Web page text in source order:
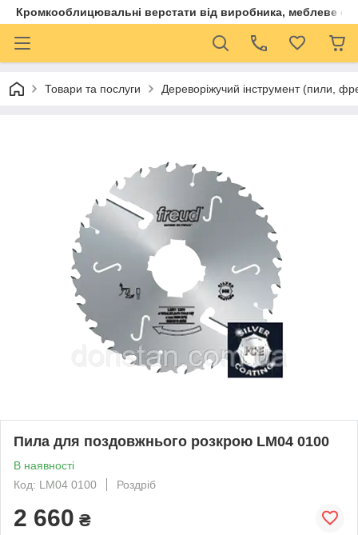
Кромкооблицювальні верстати від виробника, меблеве
Товари та послуги Дереворіжучий інструмент (пили,
Пила для поздовжнього розкрою LM04 0100
В наявності
Код: LM04 0100
Роздріб
2 660 ₴